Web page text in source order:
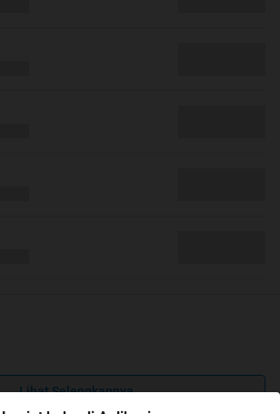
Lihat Selengkapnya